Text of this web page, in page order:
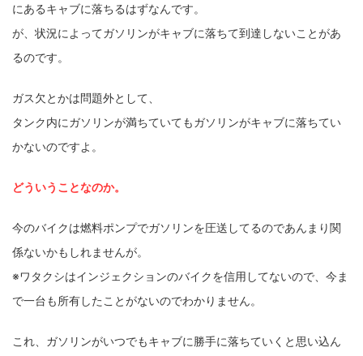
にあるキャブに落ちるはずなんです。
が、状況によってガソリンがキャブに落ちて到達しないことがあ
るのです。
ガス欠とかは問題外として、
タンク内にガソリンが満ちていてもガソリンがキャブに落ちてい
かないのですよ。
どういうことなのか。
今のバイクは燃料ポンプでガソリンを圧送してるのであんまり関
係ないかもしれませんが。
※ワタクシはインジェクションのバイクを信用してないので、今ま
で一台も所有したことがないのでわかりません。
これ、ガソリンがいつでもキャブに勝手に落ちていくと思い込ん